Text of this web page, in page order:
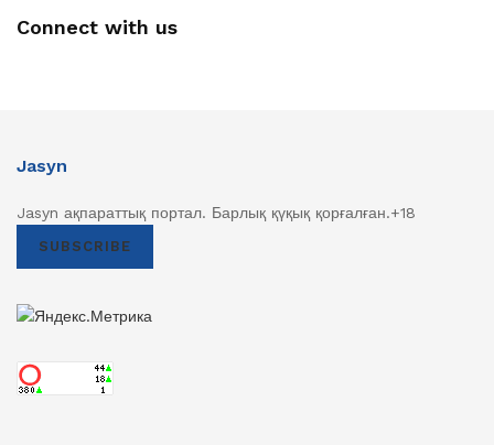
Connect with us
Jasyn
Jasyn ақпараттық портал. Барлық қүқық қорғалған.+18
SUBSCRIBE